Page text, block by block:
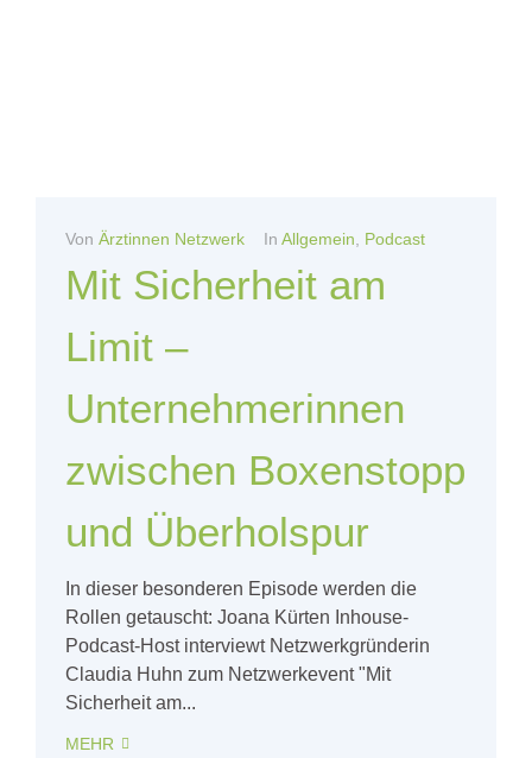
Von Ärztinnen Netzwerk In Allgemein, Podcast
Mit Sicherheit am
Limit –
Unternehmerinnen
zwischen Boxenstopp
und Überholspur
In dieser besonderen Episode werden die
Rollen getauscht: Joana Kürten Inhouse-
Podcast-Host interviewt Netzwerkgründerin
Claudia Huhn zum Netzwerkevent "Mit
Sicherheit am...
MEHR